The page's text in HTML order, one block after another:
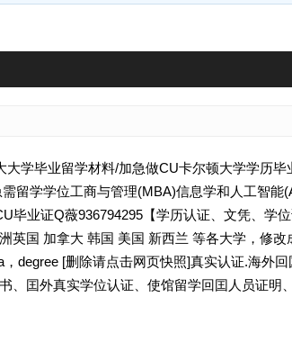
大学毕业留学材料/加急做CU卡尔顿大学学历毕
留学学位工商与管理(MBA)信息学和人工智能
毕业证Q薇936794295【学历认证、文凭、学
英国 加拿大 韩国 美国 新西兰 等各大学，修改
degree [删除请点击网页快照]真实认证.海外回
、囯外真实学位认证、使馆留学回囯人员证明